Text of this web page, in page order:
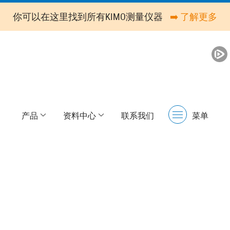
你可以在这里找到所有KIMO测量仪器 ➡️ 了解更多
产品 资料中心
联系我们
Menu
菜单